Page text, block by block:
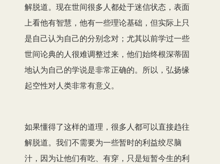
解脱道。现在世间很多人都处于迷信状态，表面
上看他有智慧，他有一些理论基础，但实际上只
是自己认为自己的分别念对；尤其以前学过一些
世间论典的人很难调整过来，他们始终根深蒂固
地认为自己的学说是非常正确的。所以，弘扬缘
起空性对人类非常有意义。
如果懂得了这样的道理，很多人都可以直接趋往
解脱道。我们不需要为一些暂时的利益绞尽脑
汁，因为让他们有吃、有穿，只是短暂今生的利